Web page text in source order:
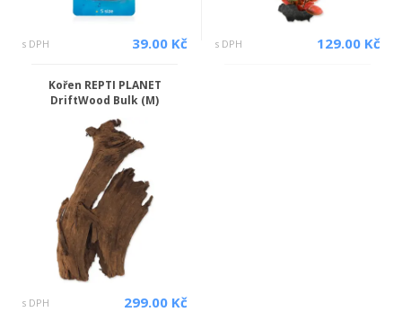
s DPH 39.00 Kč s DPH 129.00 Kč
Kořen REPTI PLANET
DriftWood Bulk (M)
s DPH 299.00 Kč